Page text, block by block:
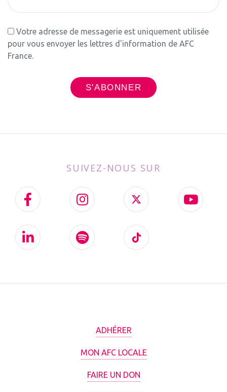
Votre adresse de messagerie est uniquement utilisée
pour vous envoyer les lettres d'information de AFC
France.
SUIVEZ-NOUS SUR
ADHÉRER
MON AFC LOCALE
FAIRE UN DON